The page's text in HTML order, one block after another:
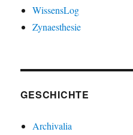
WissensLog
Zynaesthesie
GESCHICHTE
Archivalia